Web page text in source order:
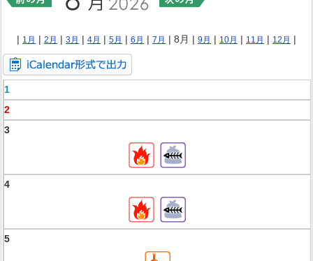
| 1月 | 2月 | 3月 | 4月 | 5月 | 6月 | 7月 | 8月 | 9月 | 10月 | 11月 | 12月 |
1
2
3
4
5